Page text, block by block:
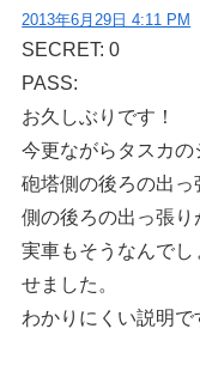
2013年6月29日 4:11 PM
SECRET: 0
PASS:
お久しぶりです！
今更ながらタスカの
砲塔側の後ろの出
側の後ろの出っ張り
実車もそうなんで
せました。
わかりにくい説明